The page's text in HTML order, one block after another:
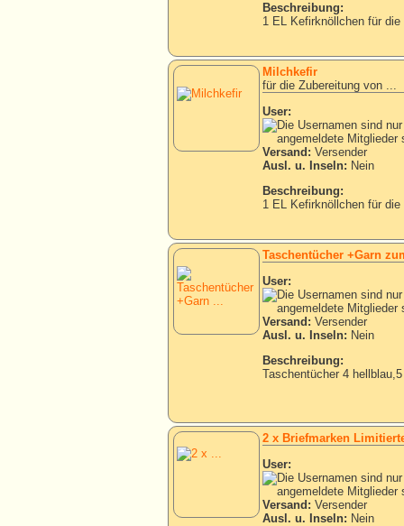
Beschreibung:
1 EL Kefirknöllchen für
Milchkefir
für die Zubereitung von ...
User:
Versand: Versender
Ausl. u. Inseln: Nein
Beschreibung:
1 EL Kefirknöllchen für
Taschentücher +Garn
User:
Versand: Versender
Ausl. u. Inseln: Nein
Beschreibung:
Taschentücher 4
2 x Briefmarken
User:
Versand: Versender
Ausl. u. Inseln: Nein